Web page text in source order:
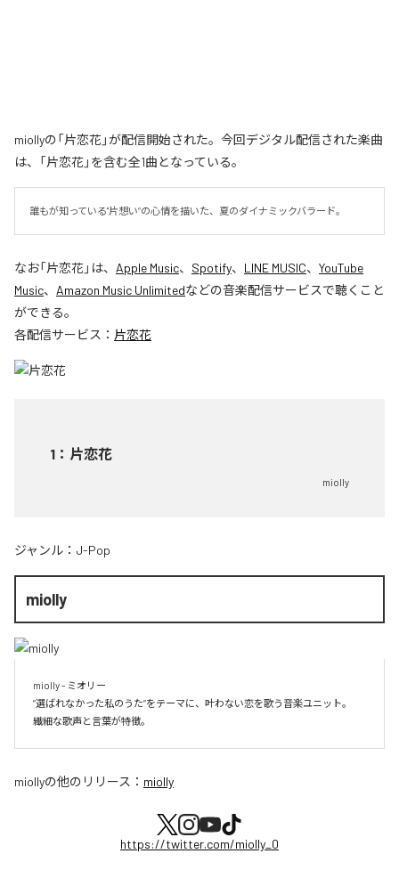
miollyの「片恋花」が配信開始された。今回デジタル配信された楽曲
は、「片恋花」を含む全1曲となっている。
誰もが知っている"片想い”の心情を描いた、夏のダイナミックバラード。
なお「片恋花」は、 Apple Music、 Spotify、 LINE MUSIC、 YouTube
Music、 Amazon Music Unlimitedなどの音楽配信サービスで聴くこと
ができる。
各配信サービス： 片恋花
1 ： 片恋花
miolly
ジャンル： J-Pop
miolly
miolly - ミオリー
”選ばれなかった私のうた”をテーマに、叶わない恋を歌う音楽ユニット。
miollyの他のリリース： miolly
https://twitter.com/miolly_0